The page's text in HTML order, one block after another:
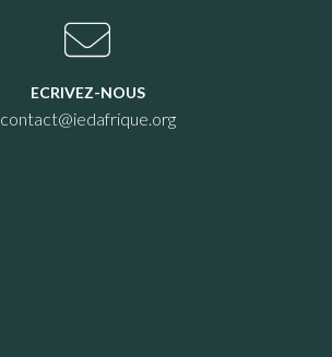
ECRIVEZ-NOUS
contact@iedafrique.org